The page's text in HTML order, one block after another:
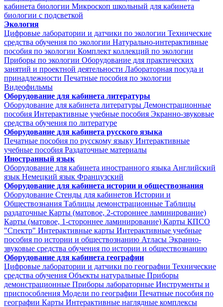
кабинета биологии Микроскоп школьный для кабинета
биологии с подсветкой
Экология
Цифровые лаборатории и датчики по экологии Технические
средства обучения по экологии Натурально-интерактивные
пособия по экологии Комплект коллекций по экологии
Приборы по экологии Оборудование для практических
занятий и проектной деятельности Лабораторная посуда и
принадлежности Печатные пособия по экологии
Видеофильмы
Оборудование для кабинета литературы
Оборудование для кабинета литературы Демонстрационные
пособия Интерактивные учебные пособия Экранно-звуковые
средства обучения по литературе
Оборудование для кабинета русского языка
Печатные пособия по русскому языку Интерактивные
учебные пособия Раздаточные материалы
Иностранный язык
Оборудование для кабинета иностранного языка Английский
язык Немецкий язык Французский
Оборудование для кабинета истории и обществознания
Оборудование Стенды для кабинетов Истории и
Обществознания Таблицы демонстрационные Таблицы
раздаточные Карты (матовое, 2-стороннее ламинирование)
Карты (матовое, 1-стороннее ламинирование) Карты КПСО
"Спектр" Интерактивные карты Интерактивные учебные
пособия по истории и обществознанию Атласы Экранно-
звуковые средства обучения по истории и обществознанию
Оборудование для кабинета географии
Цифровые лаборатории и датчики по географии Технические
средства обучения Объекты натуральные Приборы
демонстрационные Приборы лабораторные Инструменты и
приспособления Модели по географии Печатные пособия по
географии Карты Интерактивные наглядные комплексы